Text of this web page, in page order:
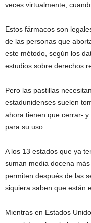
veces virtualmente,
Estos fármacos son
de las personas que
este método, según los
estudios sobre derechos
Pero las pastillas
estadunidenses suelen
ahora tienen que cerrar-
para su uso.
A los 13 estados que ya
suman media docena
permiten después de las
siquiera saben que están
Mientras en Estados